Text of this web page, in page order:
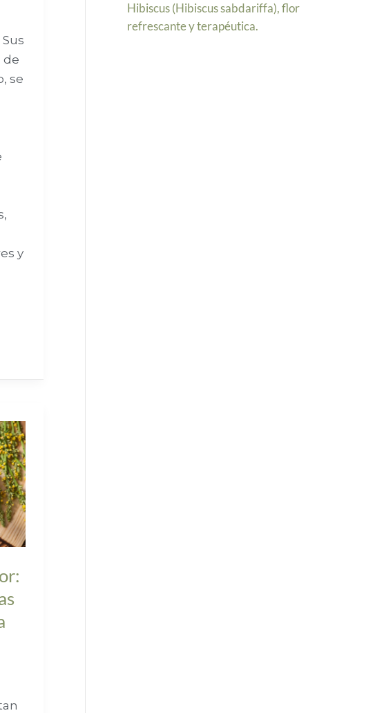
de
se
y
Hibiscus (Hibiscus sabdariffa), flor
refrescante y terapéutica.